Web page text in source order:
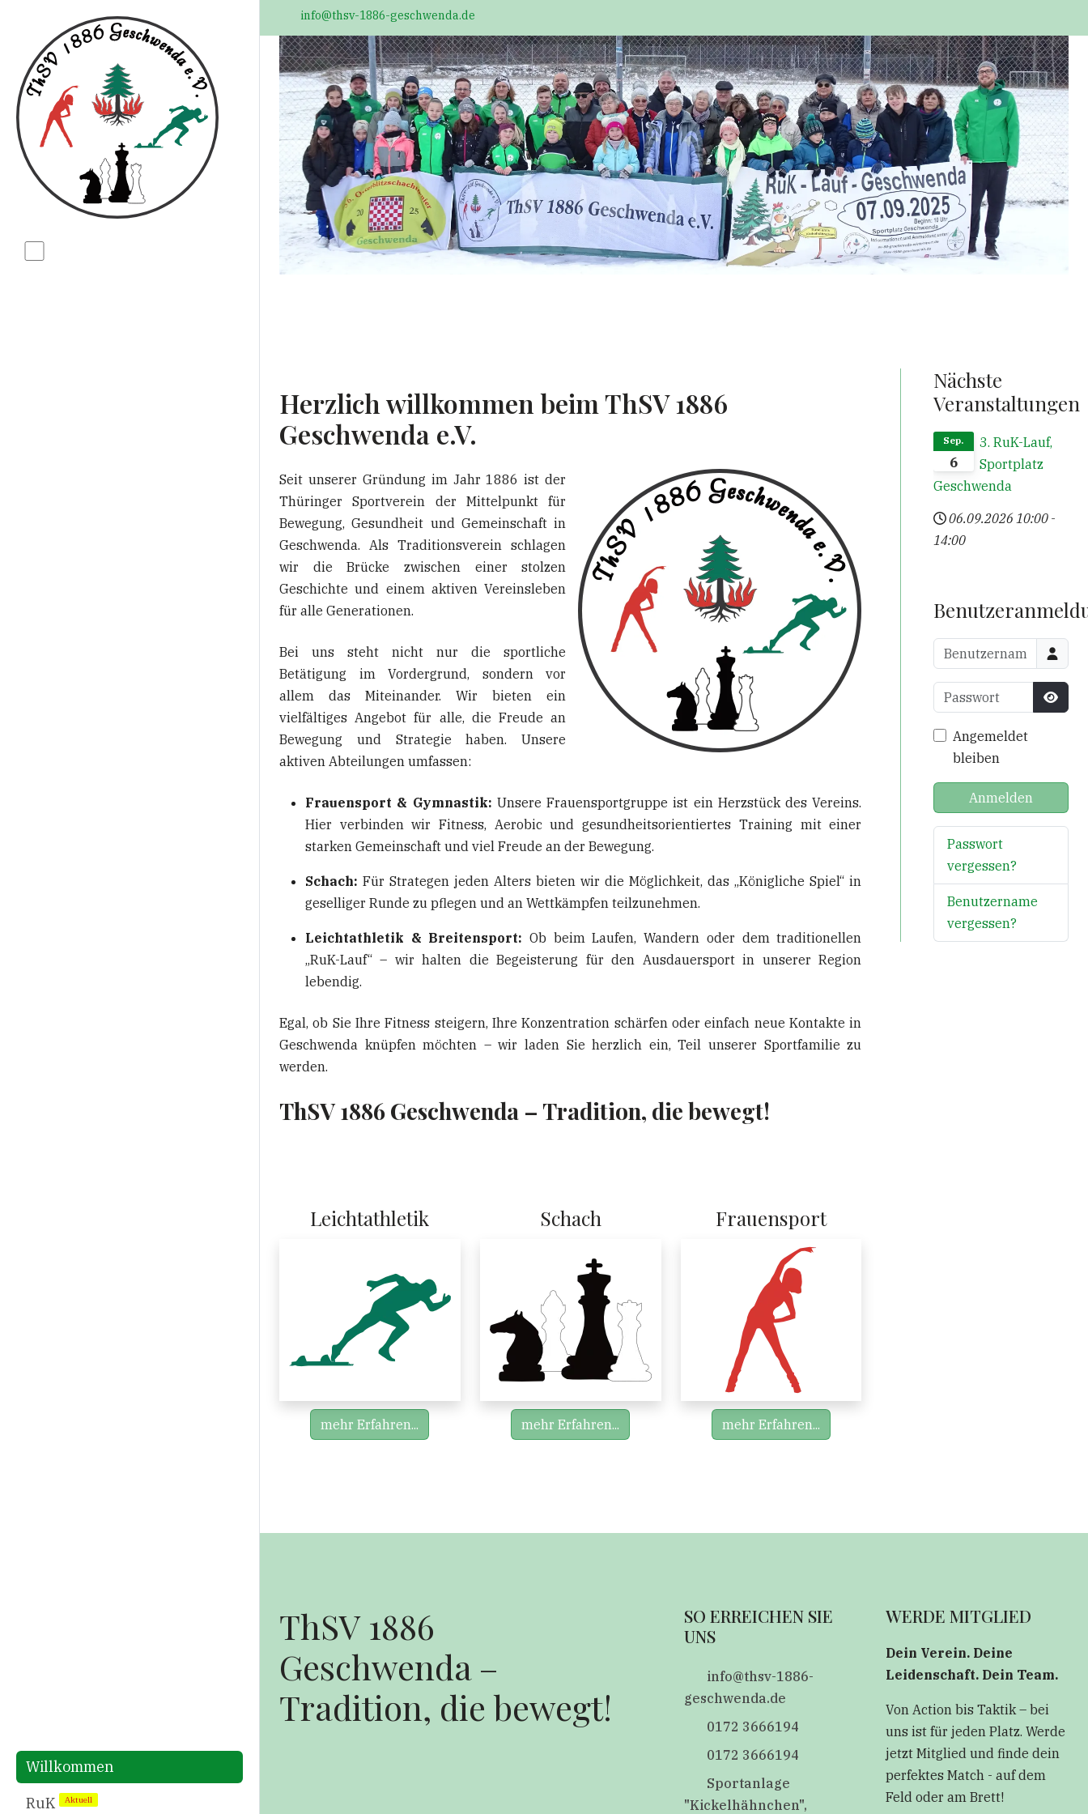
Willkommen
RuK
Aktuell
info@thsv-1886-geschwenda.de
Herzlich willkommen beim ThSV 1886
Geschwenda e.V.
Seit unserer Gründung im Jahr 1886 ist der
Thüringer Sportverein der Mittelpunkt für
Bewegung, Gesundheit und Gemeinschaft in
Geschwenda. Als Traditionsverein schlagen
wir die Brücke zwischen einer stolzen
Geschichte und einem aktiven Vereinsleben
für alle Generationen.
Bei uns steht nicht nur die sportliche
Betätigung im Vordergrund, sondern vor
allem das Miteinander. Wir bieten ein
vielfältiges Angebot für alle, die Freude an
Bewegung und Strategie haben. Unsere
aktiven Abteilungen umfassen:
Frauensport & Gymnastik: Unsere Frauensportgruppe ist ein Herzstück des Vereins.
Hier verbinden wir Fitness, Aerobic und gesundheitsorientiertes Training mit einer
starken Gemeinschaft und viel Freude an der Bewegung.
Schach: Für Strategen jeden Alters bieten wir die Möglichkeit, das „Königliche Spiel“ in
geselliger Runde zu pflegen und an Wettkämpfen teilzunehmen.
Leichtathletik & Breitensport: Ob beim Laufen, Wandern oder dem traditionellen
„RuK-Lauf“ – wir halten die Begeisterung für den Ausdauersport in unserer Region
lebendig.
Egal, ob Sie Ihre Fitness steigern, Ihre Konzentration schärfen oder einfach neue Kontakte in
Geschwenda knüpfen möchten – wir laden Sie herzlich ein, Teil unserer Sportfamilie zu
werden.
ThSV 1886 Geschwenda – Tradition, die bewegt!
Leichtathletik
mehr Erfahren...
Schach
mehr Erfahren...
Frauensport
mehr Erfahren...
Nächste
Veranstaltungen
6
Sep.
3. RuK-Lauf,
Sportplatz
Geschwenda
06.09.2026 10:00 -
14:00
Benutzername
Passwort
Angemeldet
bleiben
Anmelden
Passwort
vergessen?
Benutzername
vergessen?
ThSV 1886
Geschwenda –
Tradition, die bewegt!
SO ERREICHEN SIE
UNS
info@thsv-1886-
geschwenda.de
0172 3666194
0172 3666194
Sportanlage
"Kickelhähnchen",
WERDE MITGLIED
Dein Verein. Deine
Leidenschaft. Dein Team.
Von Action bis Taktik – bei
uns ist für jeden Platz. Werde
jetzt Mitglied und finde dein
perfektes Match - auf dem
Feld oder am Brett!